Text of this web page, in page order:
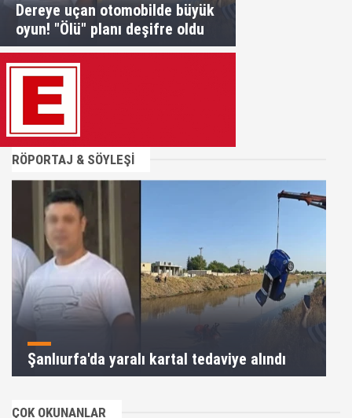
Dereye uçan otomobilde büyük
oyun! "Ölü" planı deşifre oldu
RÖPORTAJ & SÖYLEŞİ
Şanlıurfa'da yaralı kartal tedaviye alındı
ÇOK OKUNANLAR